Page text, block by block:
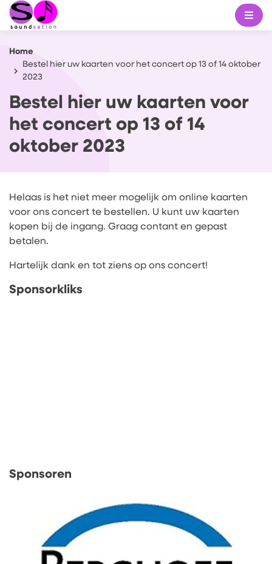
Home
Bestel hier uw kaarten voor het concert op 13 of 14 oktober
2023
Bestel hier uw kaarten voor
het concert op 13 of 14
oktober 2023
Helaas is het niet meer mogelijk om online kaarten
voor ons concert te bestellen. U kunt uw kaarten
kopen bij de ingang. Graag contant en gepast
betalen.
Hartelijk dank en tot ziens op ons concert!
Sponsorkliks
Sponsoren